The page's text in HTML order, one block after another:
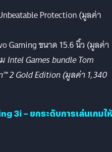
Protection (มูลค่า
Gaming ขนาด 15.6 นิ้ว (มูลค่า
Intel Games bundle Tom
2 Gold Edition (มูลค่า 1,340
3i – ยกระดับการเล่นเกมให้